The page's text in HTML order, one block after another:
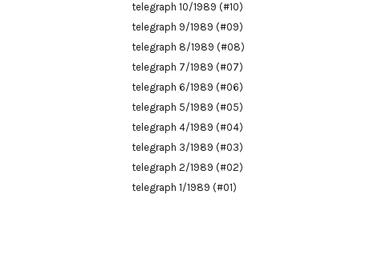
telegraph 10/1989 (#10)
telegraph 9/1989 (#09)
telegraph 8/1989 (#08)
telegraph 7/1989 (#07)
telegraph 6/1989 (#06)
telegraph 5/1989 (#05)
telegraph 4/1989 (#04)
telegraph 3/1989 (#03)
telegraph 2/1989 (#02)
telegraph 1/1989 (#01)